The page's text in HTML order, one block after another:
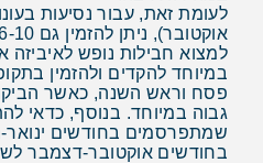
לעומת זאת, עבור נסיעות
למצוא חבילות נופש לאיביזה
במיוחד להקדים ולהזמין
פסח וראש השנה, כאשר
גבוה במיוחד. בנוסף, כדאי
שמתפרסמים בחודשים ינואר-
בחודשים אוקטובר-דצמבר